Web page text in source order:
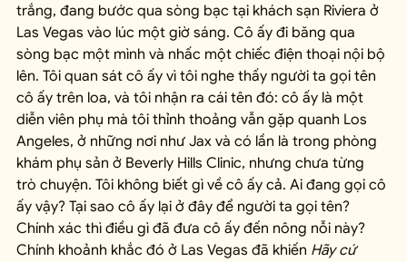
trắng, đang bước qua sòng bạc tại khách sạn Riviera ở
Las Vegas vào lúc một giờ sáng. Cô ấy đi băng qua
sòng bạc một mình và nhấc một chiếc điện thoại nội bộ
lên. Tôi quan sát cô ấy vì tôi nghe thấy người ta gọi tên
cô ấy trên loa, và tôi nhận ra cái tên đó: cô ấy là một
diễn viên phụ mà tôi thỉnh thoảng vẫn gặp quanh Los
Angeles, ở những nơi như Jax và có lần là trong phòng
khám phụ sản ở Beverly Hills Clinic, nhưng chưa từng
trò chuyện. Tôi không biết gì về cô ấy cả. Ai đang gọi cô
ấy vậy? Tại sao cô ấy lại ở đây để người ta gọi tên?
Chính xác thì điều gì đã đưa cô ấy đến nông nỗi này?
Chính khoảnh khắc đó ở Las Vegas đã khiến Hãy cứ